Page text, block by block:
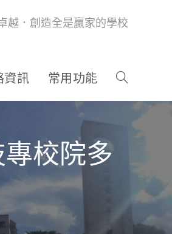
越．創造全是贏家的學校
資訊 常用功能
校院多